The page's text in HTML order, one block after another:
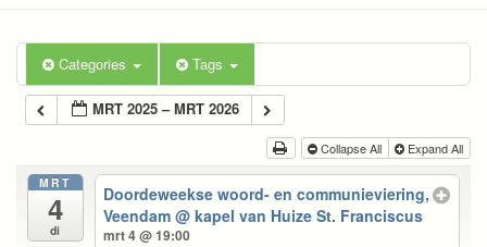
Categories Tags
MRT 2025 – MRT 2026
Collapse All Expand All
MRT
4
di
Doordeweekse woord- en communieviering,
Veendam@ kapel van Huize St. Franciscus
mrt 4 @ 19:00